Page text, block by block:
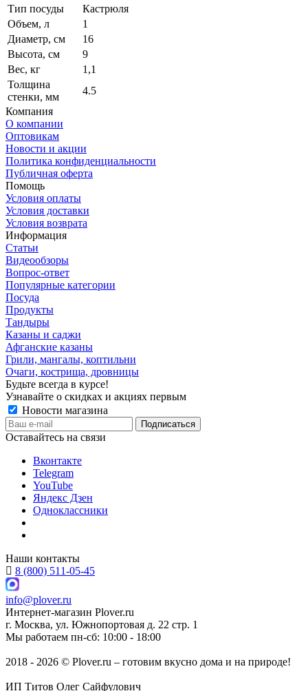
Тип посуды
Кастрюля
Объем, л
1
Диаметр, см
16
Высота, см
9
Вес, кг
1,1
Толщина
стенки, мм
4.5
Компания
О компании
Оптовикам
Новости и акции
Политика конфиденциальности
Публичная оферта
Помощь
Условия оплаты
Условия доставки
Условия возврата
Информация
Статьи
Видеообзоры
Вопрос-ответ
Популярные категории
Посуда
Продукты
Тандыры
Казаны и саджи
Афганские казаны
Грили, мангалы, коптильни
Очаги, кострища, дровницы
Будьте всегда в курсе!
Узнавайте о скидках и акциях первым
Новости магазина
Оставайтесь на связи
Вконтакте
Telegram
YouTube
Яндекс Дзен
Одноклассники
Наши контакты
8 (800) 511-05-45
info@plover.ru
Интернет-магазин Plover.ru
г. Москва, ул. Южнопортовая д. 22 стр. 1
Мы работаем пн-сб: 10:00 - 18:00
2018 - 2026 © Plover.ru – готовим вкусно дома и на природе!
ИП Титов Олег Сайфулович